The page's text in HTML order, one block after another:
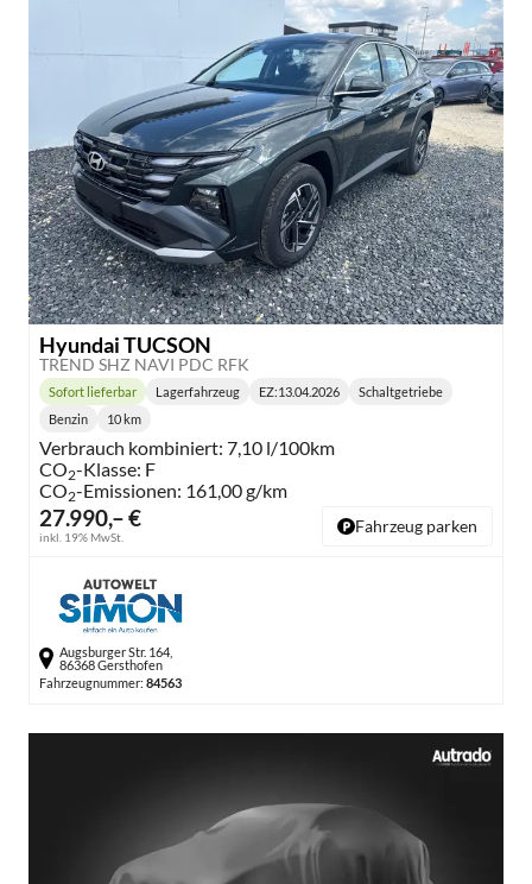
Hyundai TUCSON
TREND SHZ NAVI PDC RFK
27.990,– €
inkl. 19% MwSt.
Lieferzeit:
Sofort lieferbar Lagerfahrzeug EZ:13.04.2026
Getriebe:
Schaltgetriebe
Kraftstoff:
Benzin
Kilometerstand:
10 km
Verbrauch kombiniert: 7,10 l/100km
CO2-Klasse: F
CO2-Emissionen: 161,00 g/km
Fahrzeug parken
Augsburger Str. 164,
86368 Gersthofen
Fahrzeugnummer: 84563